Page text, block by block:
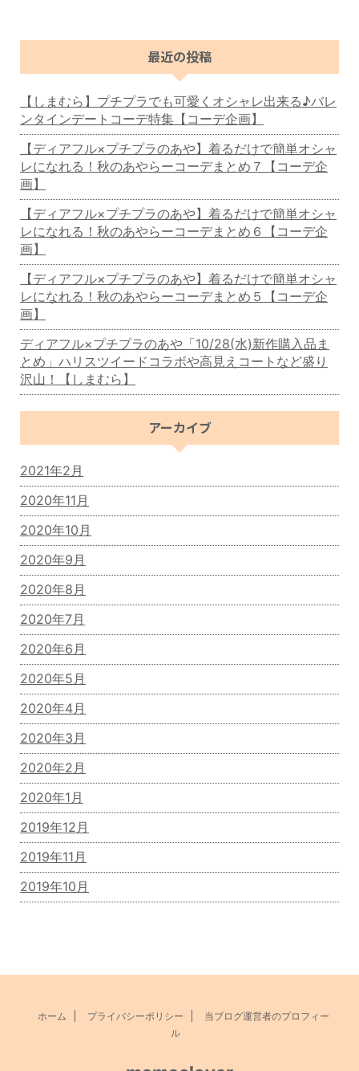
最近の投稿
【しまむら】プチプラでも可愛くオシャレ出来る♪バレ
ンタインデートコーデ特集【コーデ企画】
【ディアフル×プチプラのあや】着るだけで簡単オシャ
レになれる！秋のあやらーコーデまとめ７【コーデ企
画】
【ディアフル×プチプラのあや】着るだけで簡単オシャ
レになれる！秋のあやらーコーデまとめ６【コーデ企
画】
【ディアフル×プチプラのあや】着るだけで簡単オシャ
レになれる！秋のあやらーコーデまとめ５【コーデ企
画】
ディアフル×プチプラのあや「10/28(水)新作購入品ま
とめ」ハリスツイードコラボや高見えコートなど盛り
沢山！【しまむら】
アーカイブ
2021年2月
2020年11月
2020年10月
2020年9月
2020年8月
2020年7月
2020年6月
2020年5月
2020年4月
2020年3月
2020年2月
2020年1月
2019年12月
2019年11月
2019年10月
ホーム プライバシーポリシー
当ブログ運営者のプロフィー
ル